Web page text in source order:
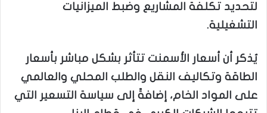
لتحديد تكلفة المشاريع وضبط الميزانيات
التشغيلية.
يُذكر أن أسعار الأسمنت تتأثر بشكل مباشر بأسعار
الطاقة وتكاليف النقل والطلب المحلي والعالمي
على المواد الخام، إضافةً إلى سياسة التسعير التي